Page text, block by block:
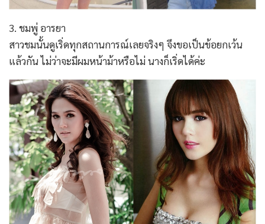
3. ชมพู่ อารยา
สาวชมนั้นดูเริ่ดทุกสถานการณ์เลยจริงๆ จึงขอเป็นข้อยกเว้น
แล้วกัน ไม่ว่าจะมีผมหน้าม้าหรือไม่ นางก็เริ่ดได้ค่ะ